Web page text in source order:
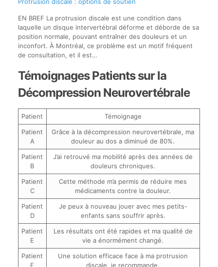
EN BREF La protrusion discale est une condition dans
laquelle un disque intervertébral déforme et déborde de sa
position normale, pouvant entraîner des douleurs et un
inconfort. À Montréal, ce problème est un motif fréquent
de consultation, et il est…
Témoignages Patients sur la
Décompression Neurovertébrale
Patient
Témoignage
Patient
A
Grâce à la décompression neurovertébrale, ma
douleur au dos a diminué de 80%.
Patient
B
J’ai retrouvé ma mobilité après des années de
douleurs chroniques.
Patient
C
Cette méthode m’a permis de réduire mes
médicaments contre la douleur.
Patient
D
Je peux à nouveau jouer avec mes petits-
enfants sans souffrir après.
Patient
E
Les résultats ont été rapides et ma qualité de
vie a énormément changé.
Patient
F
Une solution efficace face à ma protrusion
discale, je recommande.